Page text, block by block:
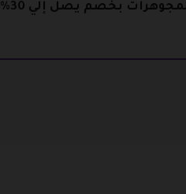
بخصم يصل إلي 30%